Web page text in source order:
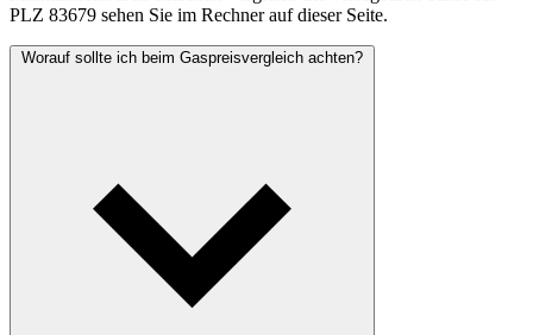
PLZ 83679 sehen Sie im Rechner auf dieser Seite.
Worauf sollte ich beim Gaspreisvergleich achten?